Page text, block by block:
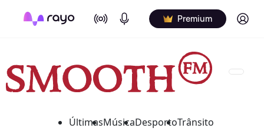
On Air Podcasts Premium Log in
ÚltimasMúsicaDesportoTrânsito